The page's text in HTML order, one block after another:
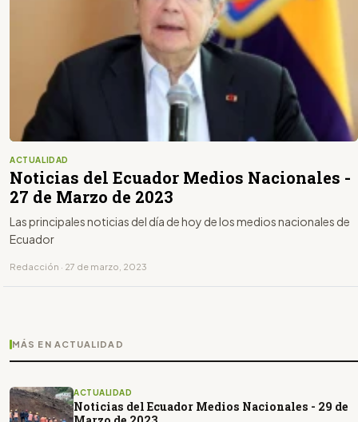
ACTUALIDAD
Noticias del Ecuador Medios Nacionales -
27 de Marzo de 2023
Las principales noticias del día de hoy de los medios nacionales de
Ecuador
Redacción · 27 de marzo, 2023
MÁS EN ACTUALIDAD
ACTUALIDAD
Noticias del Ecuador Medios Nacionales - 29 de